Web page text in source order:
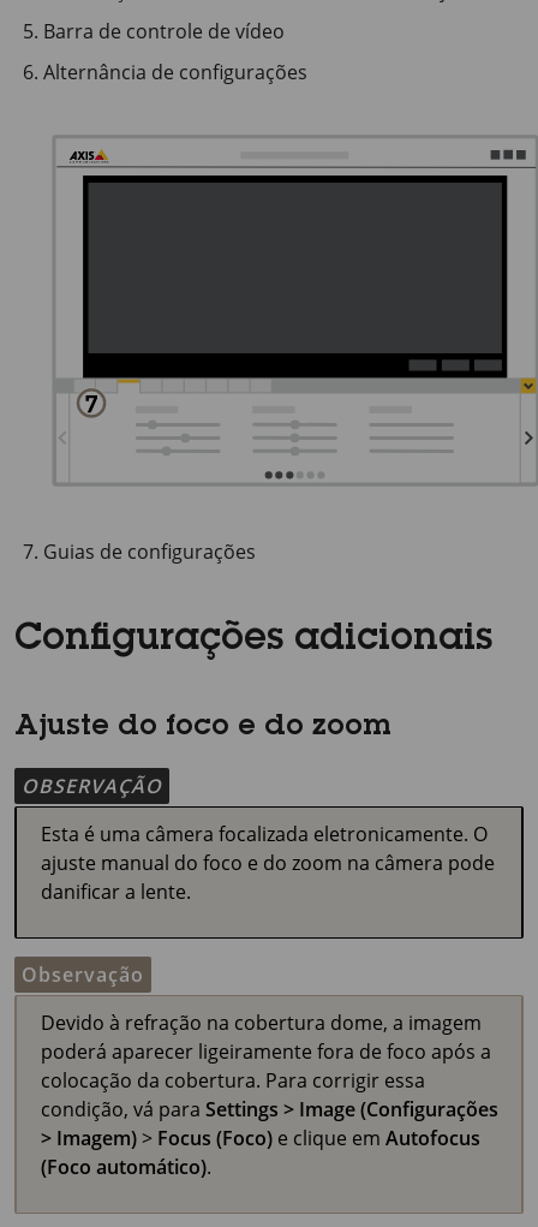
Barra de controle de vídeo
Alternância de configurações
Guias de configurações
Configurações adicionais
Ajuste do foco e do zoom
OBSERVAÇÃO
Esta é uma câmera focalizada eletronicamente. O
ajuste manual do foco e do zoom na câmera pode
danificar a lente.
Observação
Devido à refração na cobertura dome, a imagem
poderá aparecer ligeiramente fora de foco após a
colocação da cobertura. Para corrigir essa
condição, vá para Settings > Image (Configurações
> Imagem)> Focus (Foco) e clique em Autofocus
(Foco automático).